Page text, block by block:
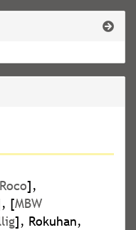
Roco],
[MBW
], Rokuhan,